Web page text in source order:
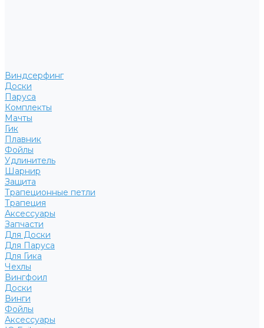
Виндсерфинг
Доски
Паруса
Комплекты
Мачты
Гик
Плавник
Фойлы
Удлинитель
Шарнир
Защита
Трапеционные петли
Трапеция
Аксессуары
Запчасти
Для Доски
Для Паруса
Для Гика
Чехлы
Вингфоил
Доски
Винги
Фойлы
Аксессуары